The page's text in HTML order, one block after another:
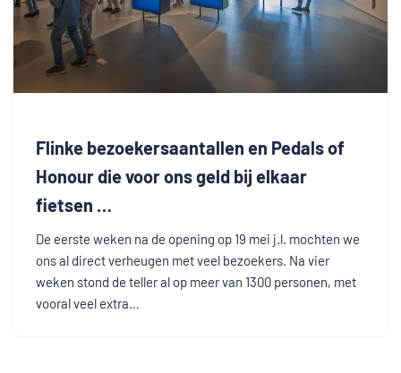
Flinke bezoekersaantallen en Pedals of
Honour die voor ons geld bij elkaar
fietsen …
De eerste weken na de opening op 19 mei j.l. mochten we
ons al direct verheugen met veel bezoekers. Na vier
weken stond de teller al op meer van 1300 personen, met
vooral veel extra…